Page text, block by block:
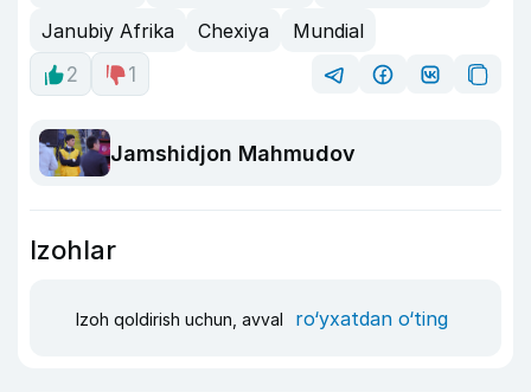
Janubiy Afrika
Chexiya
Mundial
2
1
Jamshidjon Mahmudov
Izohlar
Izoh qoldirish uchun, avval ro‘yxatdan o‘ting